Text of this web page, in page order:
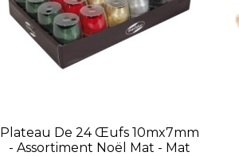
Plateau De 24 Œufs 10mx7mm
- Assortiment Noël Mat - Mat